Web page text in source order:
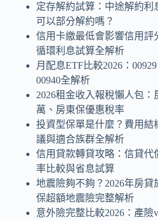
定存解約試算：中途解約利
可以部分解約嗎？
信用卡繳最低會影響信用評
循環利息試算全解析
月配息ETF比較2026：00929
00940全解析
2026租金收入報稅懶人包：
萬、房東保優惠稅率
投資型保單是什麼？費用結
議與適合族群全解析
信用貸款轉貸攻略：信貸代
率比較與省息試算
地震險夠不夠？2026年房貸
保超額地震險完整解析
意外險完整比較2026：產險